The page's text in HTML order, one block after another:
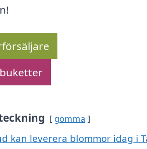
gömma
kan leverera blommor idag i